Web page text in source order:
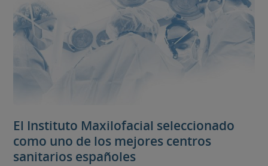
El Instituto Maxilofacial seleccionado
como uno de los mejores centros
sanitarios españoles